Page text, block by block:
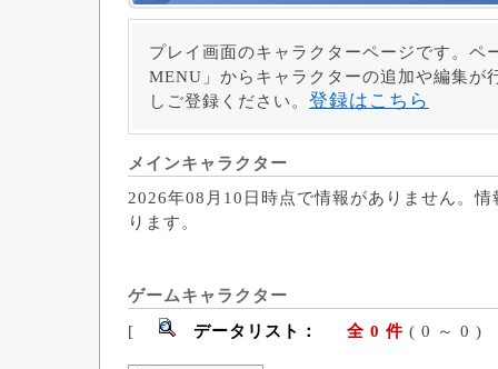
プレイ画面のキャラクターページです。ペ
MENU」からキャラクターの追加や編集が
しご登録ください。 登録はこちら
メインキャラクター
2026年08月10日時点で情報がありません。
ります。
ゲームキャラクター
[
データリスト： 全 0 件 ( 0